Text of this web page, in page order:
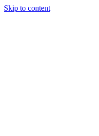
Skip to content